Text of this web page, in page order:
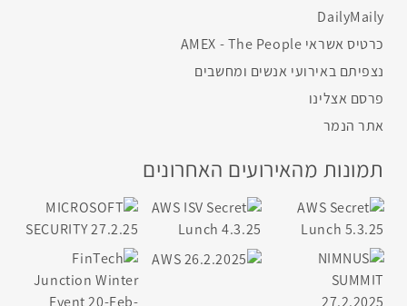
DailyMaily
כרטיס אשראי AMEX - The People
נצפיתם באירועי אנשים ומחשבים
פרסם אצלינו
אתר הנמר
תמונות מהאירועים האחרונים